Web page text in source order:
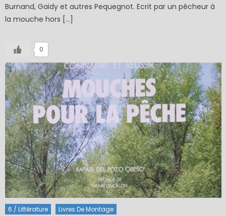
Burnand, Gaidy et autres Pequegnot. Ecrit par un pêcheur à
la mouche hors […]
0
6 / Littérature Livres De Montage